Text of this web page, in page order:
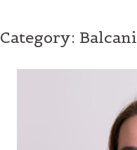
Category: Balcani